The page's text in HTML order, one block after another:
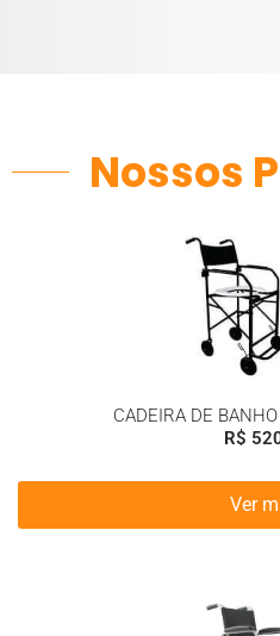
Nossos
CADEIRA DE
R$
Ver